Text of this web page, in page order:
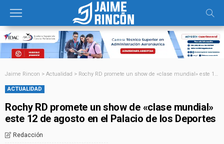
Jaime Rincon > Actualidad > Rochy RD promete un show de «clase mundial» este 12 de agosto en el Palacio de los Deportes
ACTUALIDAD
Rochy RD promete un show de «clase mundial»
este 12 de agosto en el Palacio de los Deportes
Redacción